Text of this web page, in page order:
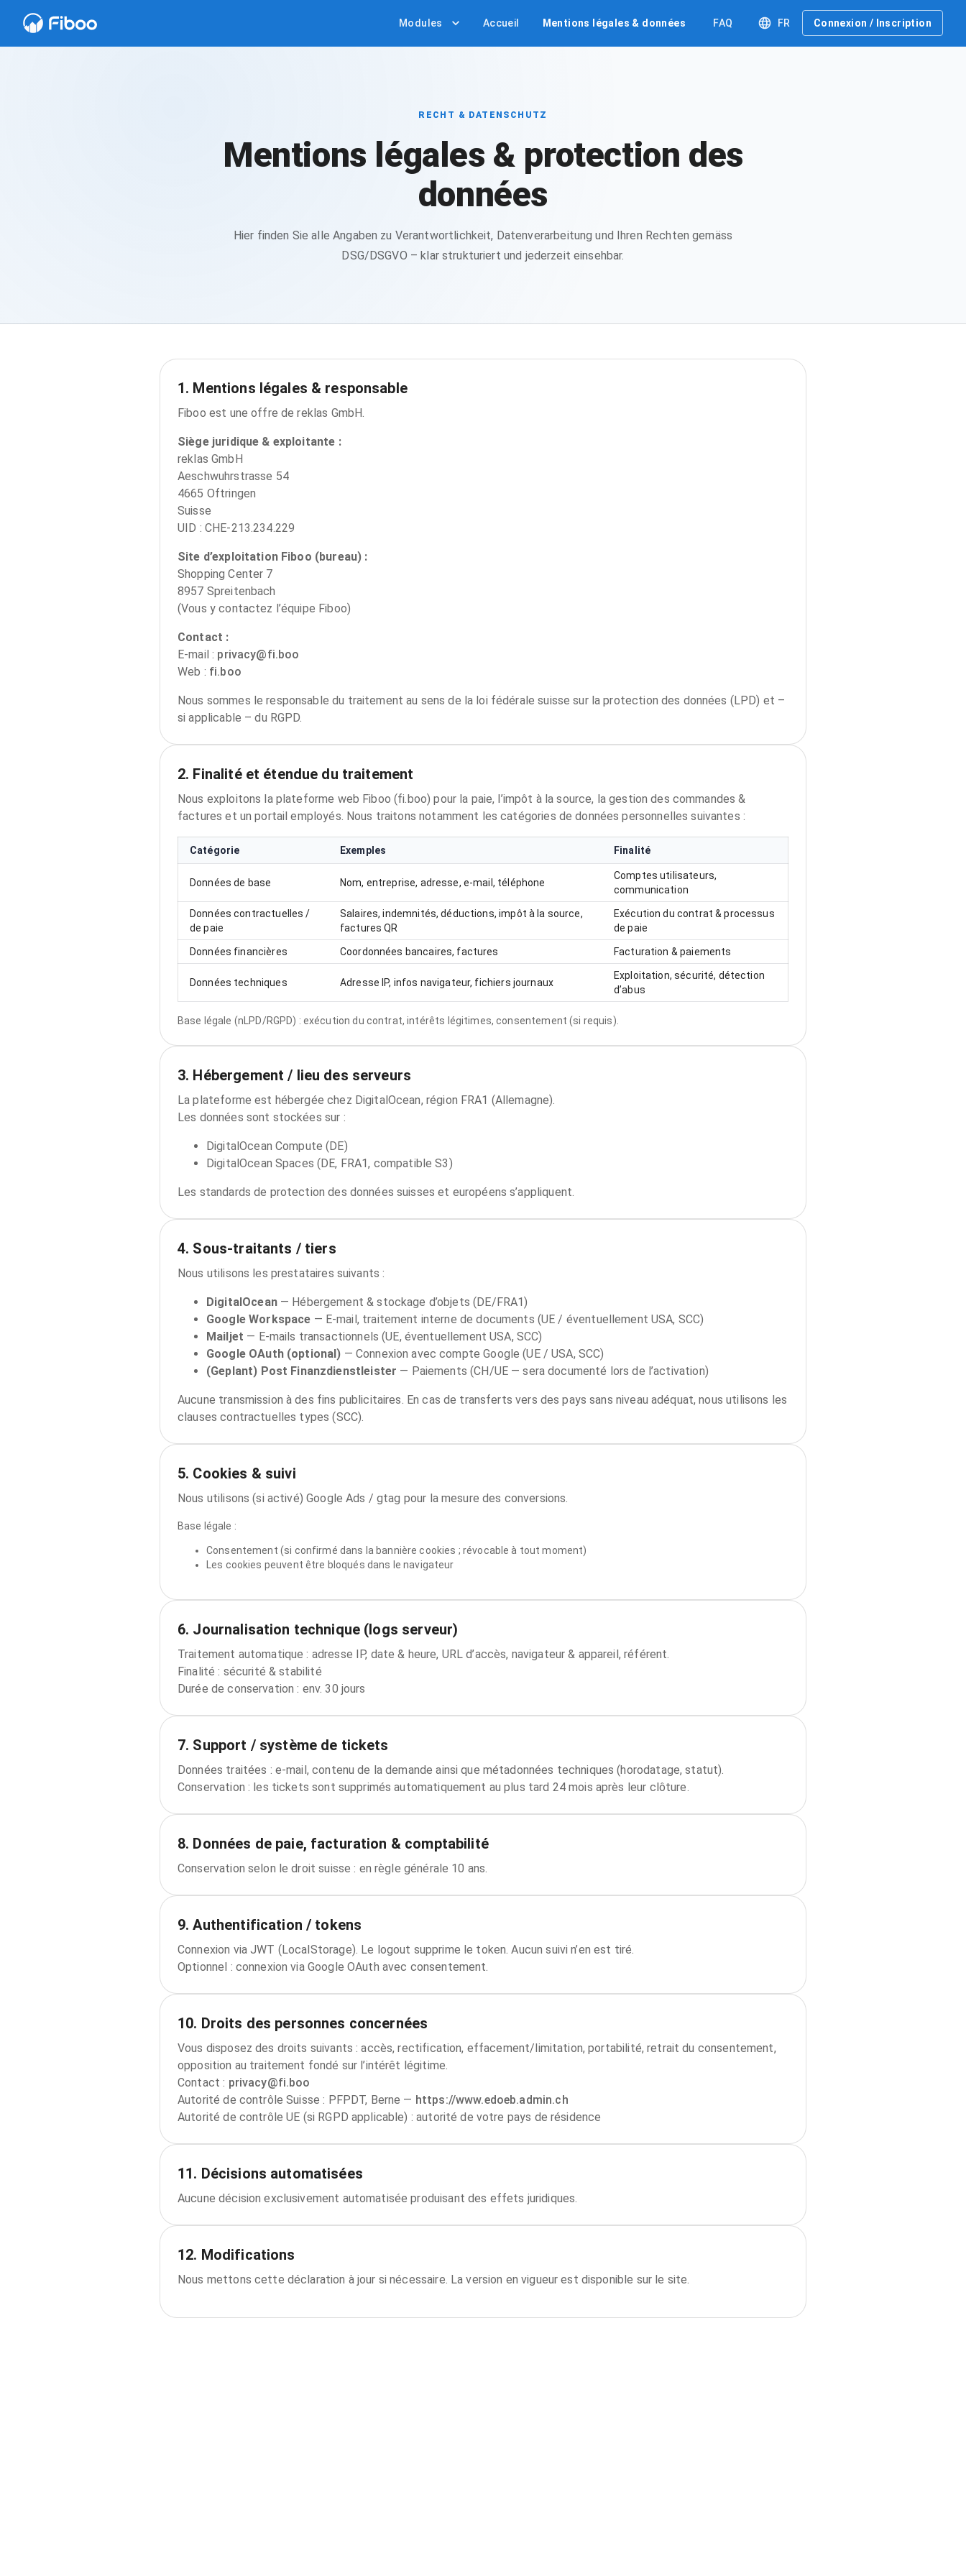
Modules Accueil Mentions légales & données FAQ FR Connexion / Inscription
RECHT & DATENSCHUTZ
Mentions légales & protection des
données
Hier finden Sie alle Angaben zu Verantwortlichkeit, Datenverarbeitung und Ihren Rechten gemäss
DSG/DSGVO – klar strukturiert und jederzeit einsehbar.
1. Mentions légales & responsable
Fiboo est une offre de reklas GmbH.
Siège juridique & exploitante :
reklas GmbH
Aeschwuhrstrasse 54
4665 Oftringen
Suisse
UID : CHE-213.234.229
Site d’exploitation Fiboo (bureau) :
Shopping Center 7
8957 Spreitenbach
(Vous y contactez l’équipe Fiboo)
Contact :
E-mail : privacy@fi.boo
Web : fi.boo
Nous sommes le responsable du traitement au sens de la loi fédérale suisse sur la protection des données (LPD) et –
si applicable – du RGPD.
2. Finalité et étendue du traitement
Nous exploitons la plateforme web Fiboo (fi.boo) pour la paie, l’impôt à la source, la gestion des commandes &
factures et un portail employés. Nous traitons notamment les catégories de données personnelles suivantes :
Catégorie Exemples Finalité
Données de base Nom, entreprise, adresse, e‑mail, téléphone
Comptes utilisateurs,
communication
Données contractuelles /
de paie
Salaires, indemnités, déductions, impôt à la source,
factures QR
Exécution du contrat & processus
de paie
Données financières Coordonnées bancaires, factures Facturation & paiements
Données techniques Adresse IP, infos navigateur, fichiers journaux
Exploitation, sécurité, détection
d’abus
Base légale (nLPD/RGPD) : exécution du contrat, intérêts légitimes, consentement (si requis).
3. Hébergement / lieu des serveurs
La plateforme est hébergée chez DigitalOcean, région FRA1 (Allemagne).
Les données sont stockées sur :
DigitalOcean Compute (DE)
DigitalOcean Spaces (DE, FRA1, compatible S3)
Les standards de protection des données suisses et européens s’appliquent.
4. Sous‑traitants / tiers
Nous utilisons les prestataires suivants :
DigitalOcean— Hébergement & stockage d’objets (DE/FRA1)
Google Workspace — E‑mail, traitement interne de documents (UE / éventuellement USA, SCC)
Mailjet — E‑mails transactionnels (UE, éventuellement USA, SCC)
Google OAuth (optional) — Connexion avec compte Google (UE / USA, SCC)
(Geplant) Post Finanzdienstleister — Paiements (CH/UE — sera documenté lors de l’activation)
Aucune transmission à des fins publicitaires. En cas de transferts vers des pays sans niveau adéquat, nous utilisons les
clauses contractuelles types (SCC).
5. Cookies & suivi
Nous utilisons (si activé) Google Ads / gtag pour la mesure des conversions.
Base légale :
Consentement (si confirmé dans la bannière cookies ; révocable à tout moment)
Les cookies peuvent être bloqués dans le navigateur
6. Journalisation technique (logs serveur)
Traitement automatique : adresse IP, date & heure, URL d’accès, navigateur & appareil, référent.
Finalité : sécurité & stabilité
Durée de conservation : env. 30 jours
7. Support / système de tickets
Données traitées : e‑mail, contenu de la demande ainsi que métadonnées techniques (horodatage, statut).
Conservation : les tickets sont supprimés automatiquement au plus tard 24 mois après leur clôture.
8. Données de paie, facturation & comptabilité
Conservation selon le droit suisse : en règle générale 10 ans.
9. Authentification / tokens
Connexion via JWT (LocalStorage). Le logout supprime le token. Aucun suivi n’en est tiré.
Optionnel : connexion via Google OAuth avec consentement.
10. Droits des personnes concernées
Vous disposez des droits suivants : accès, rectification, effacement/limitation, portabilité, retrait du consentement,
opposition au traitement fondé sur l’intérêt légitime.
Contact : privacy@fi.boo
Autorité de contrôle Suisse : PFPDT, Berne — https://www.edoeb.admin.ch
Autorité de contrôle UE (si RGPD applicable) : autorité de votre pays de résidence
11. Décisions automatisées
Aucune décision exclusivement automatisée produisant des effets juridiques.
12. Modifications
Nous mettons cette déclaration à jour si nécessaire. La version en vigueur est disponible sur le site.